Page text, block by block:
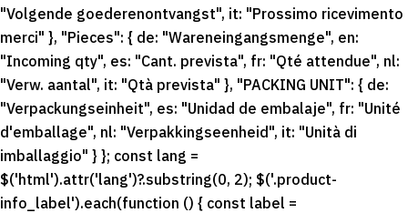
"Volgende goederenontvangst", it: "Prossimo ricevimento
merci" }, "Pieces": { de: "Wareneingangsmenge", en:
"Incoming qty", es: "Cant. prevista", fr: "Qté attendue", nl:
"Verw. aantal", it: "Qtà prevista" }, "PACKING UNIT": { de:
"Verpackungseinheit", es: "Unidad de embalaje", fr: "Unité
d'emballage", nl: "Verpakkingseenheid", it: "Unità di
imballaggio" } }; const lang =
$('html').attr('lang')?.substring(0, 2); $('.product-
info_label').each(function () { const label =